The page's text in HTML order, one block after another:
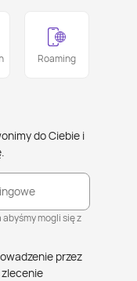
Roaming
do Ciebie i
mogli się z
przez
zlecenie